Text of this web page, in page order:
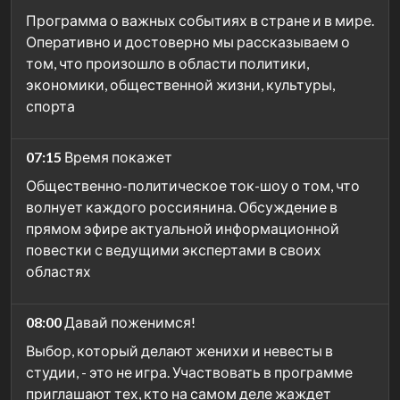
Программа о важных событиях в стране и в мире.
Оперативно и достоверно мы рассказываем о
том, что произошло в области политики,
экономики, общественной жизни, культуры,
спорта
07:15 Время покажет
Общественно-политическое ток-шоу о том, что
волнует каждого россиянина. Обсуждение в
прямом эфире актуальной информационной
повестки с ведущими экспертами в своих
областях
08:00Давай поженимся!
Выбор, который делают женихи и невесты в
студии, - это не игра. Участвовать в программе
приглашают тех, кто на самом деле жаждет